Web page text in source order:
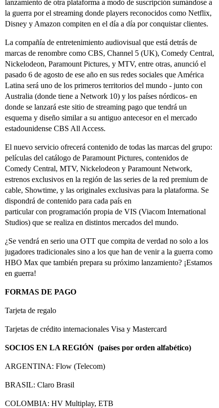
lanzamiento de otra plataforma a modo de suscripción sumándose a
la guerra por el streaming donde players reconocidos como Netflix,
Disney y Amazon compiten en el día a día por conquistar clientes.
La compañía de entretenimiento audiovisual que está detrás de
marcas de renombre como CBS, Channel 5 (UK), Comedy Central,
Nickelodeon, Paramount Pictures, y MTV, entre otras, anunció el
pasado 6 de agosto de ese año en sus redes sociales que América
Latina será uno de los primeros territorios del mundo - junto con
Australia (donde tiene a Network 10) y los países nórdicos- en
donde se lanzará este sitio de streaming pago que tendrá un
esquema y diseño similar a su antiguo antecesor en el mercado
estadounidense CBS All Access.
El nuevo servicio ofrecerá contenido de todas las marcas del grupo:
películas del catálogo de Paramount Pictures, contenidos de
Comedy Central, MTV, Nickelodeon y Paramount Network,
estrenos exclusivos en la región de las series de la red premium de
cable, Showtime, y las originales exclusivas para la plataforma. Se
dispondrá de contenido para cada país en
particular con programación propia de VIS (Viacom International
Studios) que se realiza en distintos mercados del mundo.
¿Se vendrá en serio una OTT que compita de verdad no solo a los
jugadores tradicionales sino a los que han de venir a la guerra como
HBO Max que también prepara su próximo lanzamiento? ¡Estamos
en guerra!
FORMAS DE PAGO
Tarjeta de regalo
Tarjetas de crédito internacionales Visa y Mastercard
SOCIOS EN LA REGIÓN (países por orden alfabético)
ARGENTINA: Flow (Telecom)
BRASIL: Claro Brasil
COLOMBIA: HV Multiplay, ETB